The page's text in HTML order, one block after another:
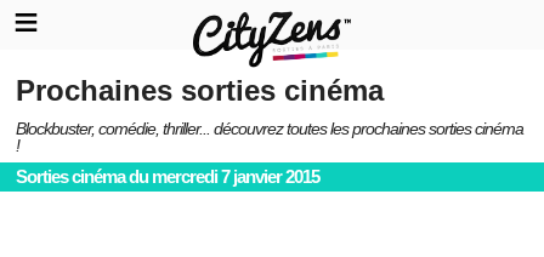
Prochaines sorties cinéma
Blockbuster, comédie, thriller... découvrez toutes les prochaines sorties cinéma
!
Sorties cinéma du mercredi 7 janvier 2015